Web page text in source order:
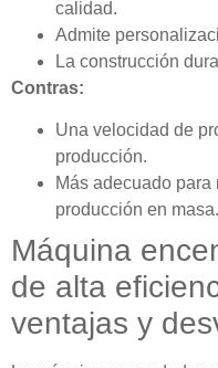
calidad.
Admite
La construcción
Contras:
Una velocidad de
producción.
Más adecuado
producción en masa.
Máquina
de alta
ventajas y